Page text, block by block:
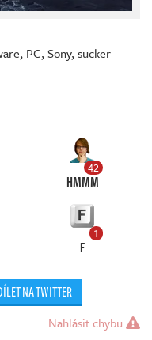
, PC,Sony,sucker
42
HMMM
1
F
NA TWITTER
Nahlásit chybu